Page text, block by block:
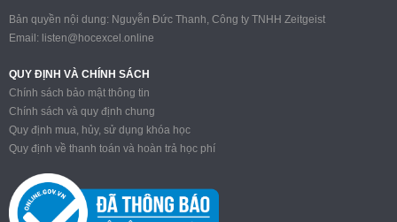
Bản quyền nội dung: Nguyễn Đức Thanh, Công ty TNHH Zeitgeist
Email: listen@hocexcel.online
QUY ĐỊNH VÀ CHÍNH SÁCH
Chính sách bảo mật thông tin
Chính sách và quy định chung
Quy định mua, hủy, sử dụng khóa học
Quy định về thanh toán và hoàn trả học phí